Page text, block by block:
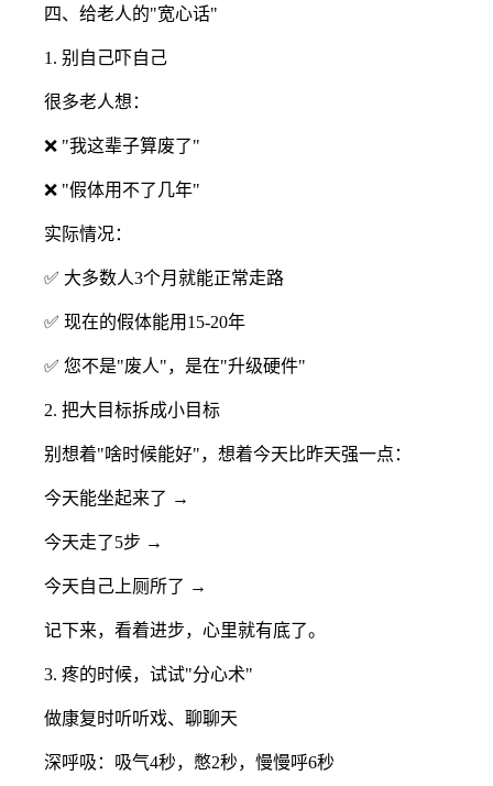
四、给老人的"宽心话"
1. 别自己吓自己
很多老人想：
❌ "我这辈子算废了"
❌ "假体用不了几年"
实际情况：
✅ 大多数人3个月就能正常走路
✅ 现在的假体能用15-20年
✅ 您不是"废人"，是在"升级硬件"
2. 把大目标拆成小目标
别想着"啥时候能好"，想着今天比昨天强一点：
今天能坐起来了 →
今天走了5步 →
今天自己上厕所了 →
记下来，看着进步，心里就有底了。
3. 疼的时候，试试"分心术"
做康复时听听戏、聊聊天
深呼吸：吸气4秒，憋2秒，慢慢呼6秒